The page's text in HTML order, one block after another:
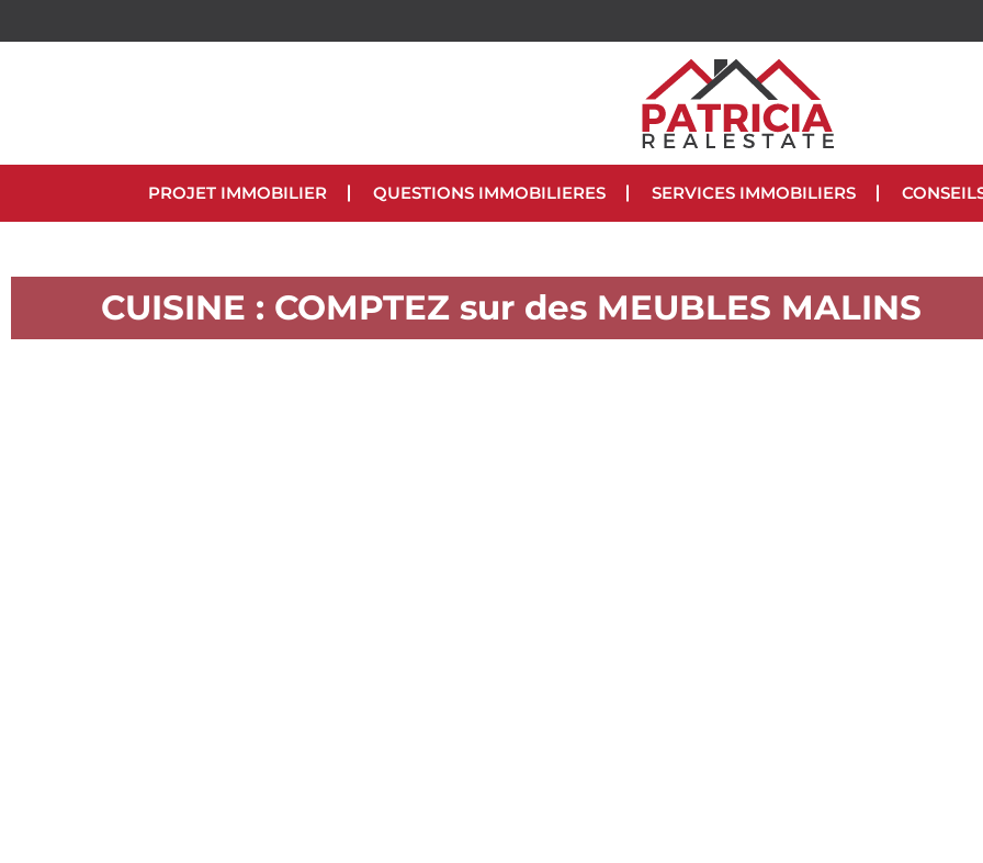
PROJET IMMOBILIER QUESTIONS IMMOBILIERES SERVICES IMMOBILIERS
CUISINE : COMPTEZ sur des MEUBLES MALINS